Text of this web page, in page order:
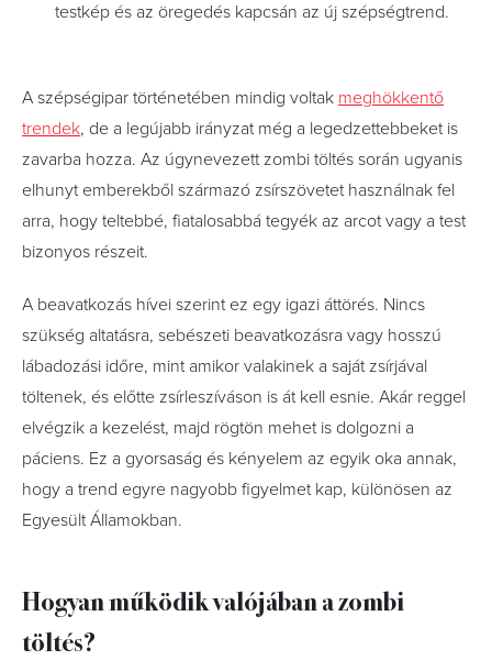
testkép és az öregedés kapcsán az új szépségtrend.
A szépségipar történetében mindig voltak meghökkentő
trendek, de a legújabb irányzat még a legedzettebbeket is
zavarba hozza. Az úgynevezett zombi töltés során ugyanis
elhunyt emberekből származó zsírszövetet használnak fel
arra, hogy teltebbé, fiatalosabbá tegyék az arcot vagy a test
bizonyos részeit.
A beavatkozás hívei szerint ez egy igazi áttörés. Nincs
szükség altatásra, sebészeti beavatkozásra vagy hosszú
lábadozási időre, mint amikor valakinek a saját zsírjával
töltenek, és előtte zsírleszíváson is át kell esnie. Akár reggel
elvégzik a kezelést, majd rögtön mehet is dolgozni a
páciens. Ez a gyorsaság és kényelem az egyik oka annak,
hogy a trend egyre nagyobb figyelmet kap, különösen az
Egyesült Államokban.
Hogyan működik valójában a zombi
töltés?